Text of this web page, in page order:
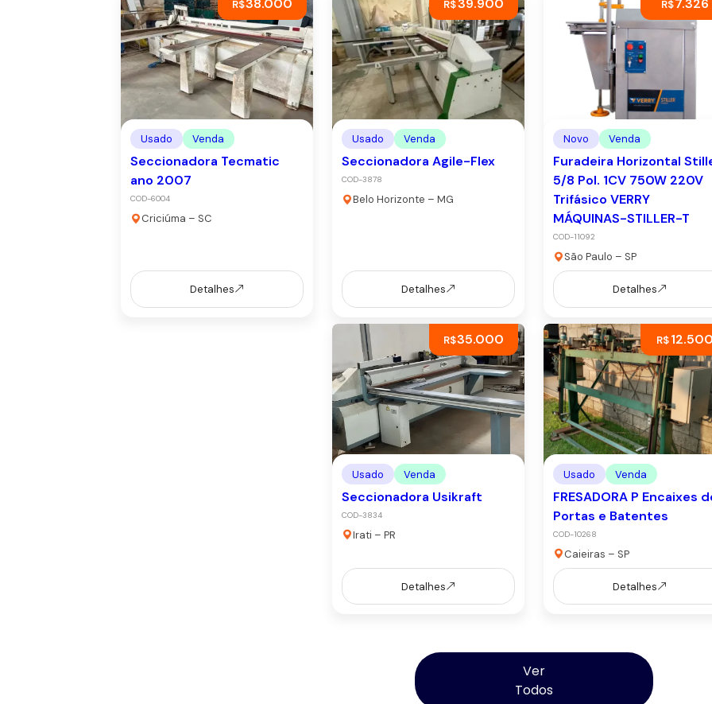
R$38.000
Usado Venda
Seccionadora Tecmatic
ano 2007
COD-6004
Criciúma – SC
Detalhes
R$39.900
Usado Venda
Seccionadora Agile-Flex
COD-3878
Belo Horizonte – MG
Detalhes
R$7.326
Novo Venda
Furadeira Horizontal
5/8 Pol. 1CV 750W 220V
Trifásico VERRY
MÁQUINAS-STILLER-T
COD-11092
São Paulo – SP
Detalhes
R$35.000
Usado Venda
Seccionadora Usikraft
COD-3834
Irati – PR
Detalhes
R$
Usado Venda
FRESADORA P Encaixes
Portas e Batentes
COD-10268
Caieiras – SP
Detalhes
Ver
Todos